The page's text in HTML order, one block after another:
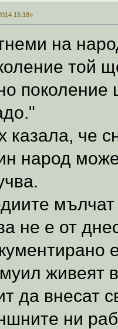
15:18»
на
той
казала, че
народ
мълчат
не е от
живеят
да внесат
ни